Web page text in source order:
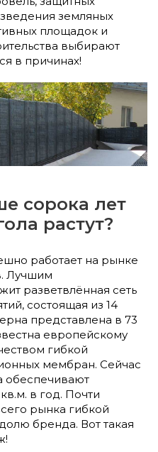
земляных
площадок и
выбирают
в причинах!
сорока лет
растут?
работает на рынке
Лучшим
разветвлённая сеть
состоящая из 14
представлена в 73
европейскому
гибкой
мембран. Сейчас
обеспечивают
в год. Почти
рынка гибкой
бренда. Вот такая